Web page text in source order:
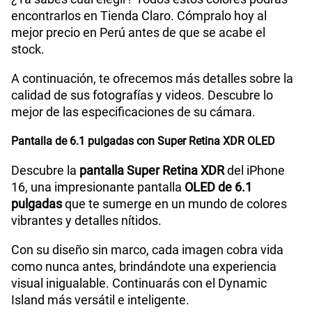
Batería
integrada
GPS
Reconocimiento Facial
Dimensión 147.6 mm x 71.6 mm x 7.80 mm
Carga
Hasta un 50% de carga en 30 minutos con un
adaptador de 20 W o superior al usar un cable de carga
un cargador MagSafe
VoLTE
archivos importantes con total comodidad.
iPhone 16 128 GB
iPhone 16 512 GB
Colores disponibles del iPhone 16
Encuentra la variedad de colores modernos y
tu estilo. Encuéntralo y elige entre los siguientes
colores disponibles:
iPhone 16 negro
iPhone 16 verde
iPhone 16 azul
iPhone 16 blanco